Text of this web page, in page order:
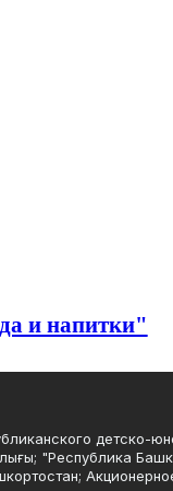
и напитки"
детско-
"Республика